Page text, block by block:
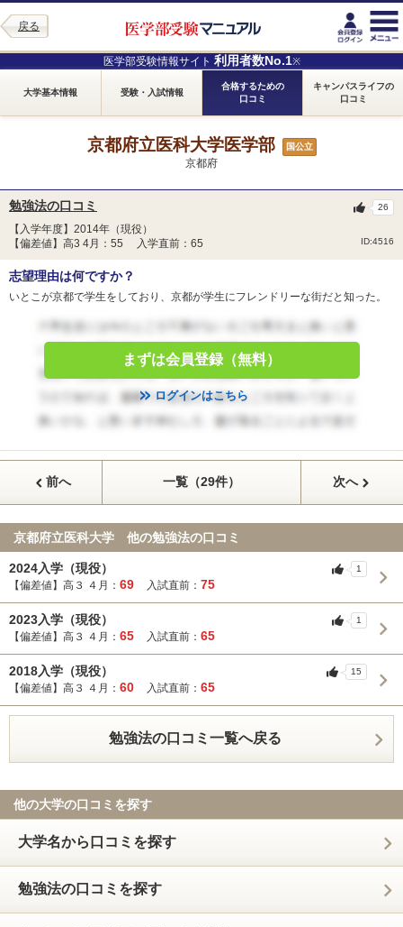
戻る
医学部受験情報サイト 利用者数No.1※
大学基本情報 受験・入試情報
合格するための
口コミ
キャンパスライフの
口コミ
京都府立医科大学医学部 国公立
京都府
勉強法の口コミ
【入学年度】2014年（現役）
【偏差値】高3 4月：55 入学直前：65
ID:4516
26
志望理由は何ですか？
いとこが京都で学生をしており、京都が学生にフレンドリーな街だと知った。
まずは会員登録（無料）
ログインはこちら
前へ 一覧（29件） 次へ
京都府立医科大学 他の勉強法の口コミ
2024入学（現役）
【偏差値】高３ ４月： 69 入試直前： 75
1
2023入学（現役）
【偏差値】高３ ４月： 65 入試直前： 65
1
2018入学（現役）
【偏差値】高３ ４月： 60 入試直前： 65
15
勉強法の口コミ一覧へ戻る
他の大学の口コミを探す
大学名から口コミを探す
勉強法の口コミを探す